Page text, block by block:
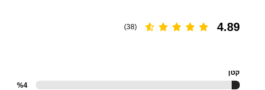
4.89
(38)
קטן
%4